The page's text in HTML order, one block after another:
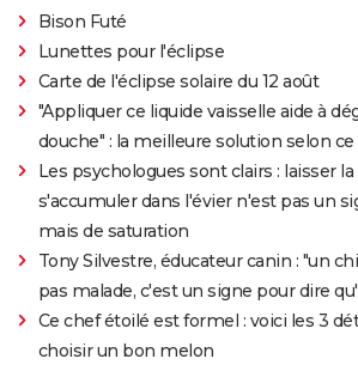
Bison Futé
Lunettes pour l'éclipse
Carte de l'éclipse solaire du 12 août
"Appliquer ce liquide vaisselle aide à
douche" : la meilleure solution selon
Les psychologues sont clairs : laisser la
s'accumuler dans l'évier n'est pas un
mais de saturation
Tony Silvestre, éducateur canin : "un
pas malade, c'est un signe pour dire
Ce chef étoilé est formel : voici les 3
choisir un bon melon